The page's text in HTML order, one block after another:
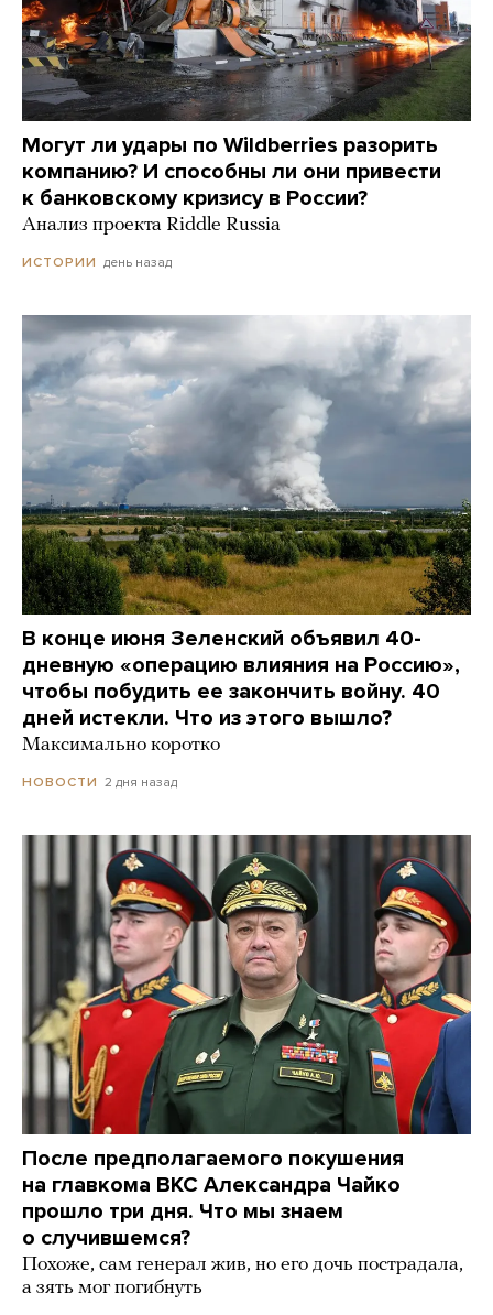
Могут ли удары по Wildberries разорить
компанию? И способны ли они привести
к банковскому кризису в России?
Анализ проекта Riddle Russia
ИСТОРИИ день назад
В конце июня Зеленский объявил 40-
дневную «операцию влияния на Россию»,
чтобы побудить ее закончить войну. 40
дней истекли. Что из этого вышло?
Максимально коротко
НОВОСТИ 2 дня назад
После предполагаемого покушения
на главкома ВКС Александра Чайко
прошло три дня. Что мы знаем
о случившемся?
Похоже, сам генерал жив, но его дочь пострадала,
а зять мог погибнуть